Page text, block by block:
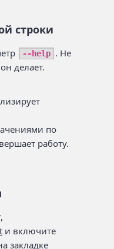
строки
--help . Не
делает.
по
работу.
и включите
закладке